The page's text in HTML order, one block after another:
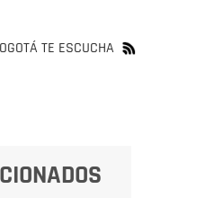
TE ESCUCHA